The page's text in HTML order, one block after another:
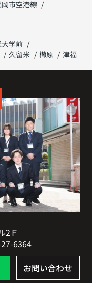
市空港線
学前
久留米 櫛原 津福
2Ｆ
6364
お問い合わせ